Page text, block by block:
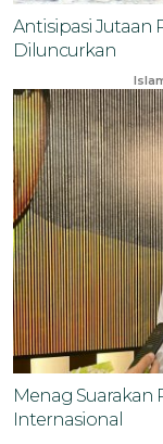
Antisipasi Jutaan
Diluncurkan
Menag Suarakan
Internasional